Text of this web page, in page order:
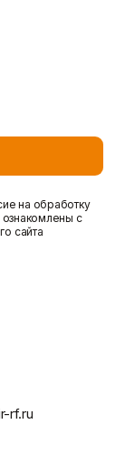
на обработку
с
сайта
rf.ru